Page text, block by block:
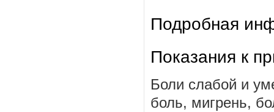
Подробная
Показания к
Боли слабой и
боль, мигрень,